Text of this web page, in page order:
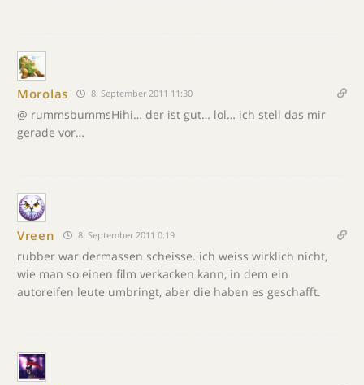
Morolas 8. September 2011 11:30
@ rummsbummsHihi… der ist gut… lol… ich stell das mir
gerade vor…
Vreen 8. September 2011 0:19
rubber war dermassen scheisse. ich weiss wirklich nicht,
wie man so einen film verkacken kann, in dem ein
autoreifen leute umbringt, aber die haben es geschafft.